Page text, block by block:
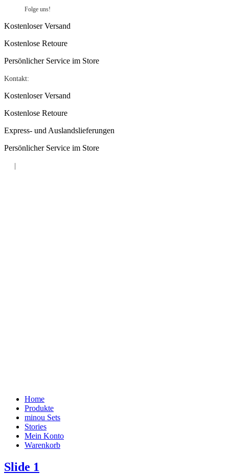
Folge uns!
Kostenloser Versand
Kostenlose Retoure
Persönlicher Service im Store
Kontakt:
Kostenloser Versand
Kostenlose Retoure
Express- und Auslandslieferungen
Persönlicher Service im Store
Home
Produkte
minou Sets
Stories
Mein Konto
Warenkorb
Slide 1